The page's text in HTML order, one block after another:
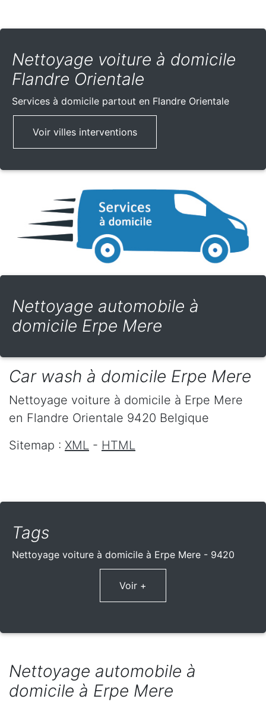
Nettoyage voiture à domicile
Flandre Orientale
Services à domicile partout en Flandre Orientale
Voir villes interventions
Nettoyage automobile à
domicile Erpe Mere
Car wash à domicile Erpe Mere
Nettoyage voiture à domicile à Erpe Mere
en Flandre Orientale 9420 Belgique
Sitemap : XML - HTML
Tags
Nettoyage voiture à domicile à Erpe Mere - 9420
Voir +
Nettoyage automobile à
domicile à Erpe Mere